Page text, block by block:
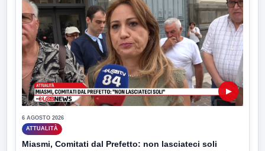
▶
6 AGOSTO 2026
ATTUALITÀ
Miasmi, Comitati dal Prefetto: non lasciateci soli